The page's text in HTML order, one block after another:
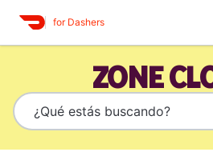
for Dashers
ZONE